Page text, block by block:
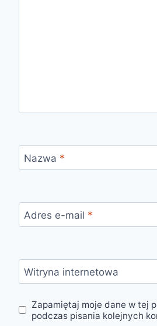
Nazwa *
Adres e-mail *
Witryna internetowa
Zapamiętaj moje dane w tej
podczas pisania kolejnych